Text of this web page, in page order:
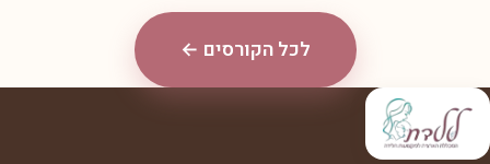
לכל הקורסים ←